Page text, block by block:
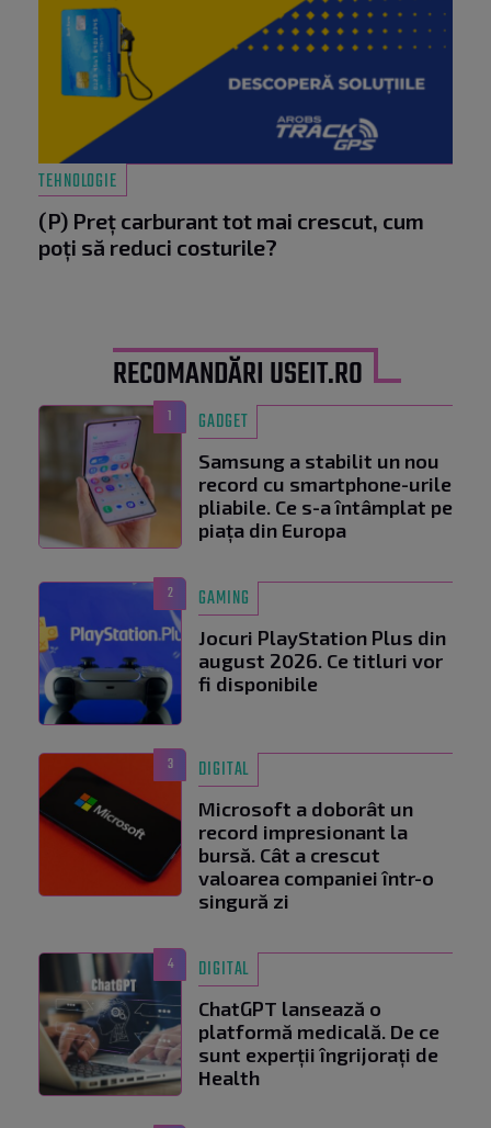
TEHNOLOGIE
(P) Preț carburant tot mai crescut, cum
poți să reduci costurile?
RECOMANDĂRI USEIT.RO
1 GADGET
Samsung a stabilit un nou
record cu smartphone-urile
pliabile. Ce s-a întâmplat pe
piața din Europa
2 GAMING
Jocuri PlayStation Plus din
august 2026. Ce titluri vor
fi disponibile
3 DIGITAL
Microsoft a doborât un
record impresionant la
bursă. Cât a crescut
valoarea companiei într-o
singură zi
4 DIGITAL
ChatGPT lansează o
platformă medicală. De ce
sunt experții îngrijorați de
Health